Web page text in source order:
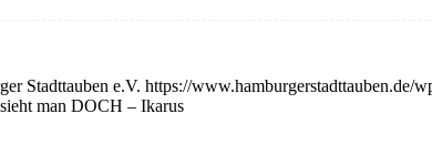
Stadttauben e.V. https://www.hamburgerstadttauben.de/
man DOCH – Ikarus